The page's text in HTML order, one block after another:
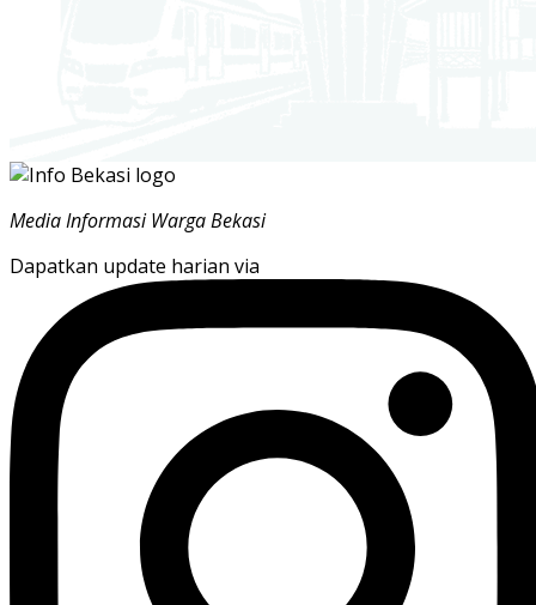
Media Informasi Warga Bekasi
Dapatkan update harian via